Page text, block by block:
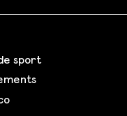
sport